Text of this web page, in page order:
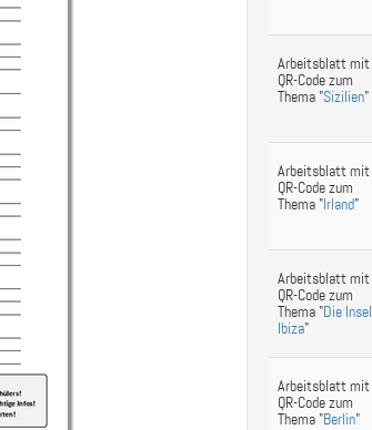
Arbeitsblatt mit
QR-Code zum
Thema "Sizilien"
Arbeitsblatt mit
QR-Code zum
Thema "Irland"
Arbeitsblatt mit
QR-Code zum
Thema "Die Insel
Ibiza"
Arbeitsblatt mit
QR-Code zum
Thema "Berlin"